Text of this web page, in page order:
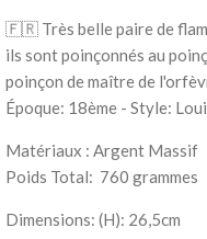
🇫🇷 Très belle paire de
ils sont poinçonnés au
poinçon de maître de
Époque: 18ème - Style:
Matériaux : Argent Massif
Poids Total: 760 grammes
Dimensions: (H): 26,5cm